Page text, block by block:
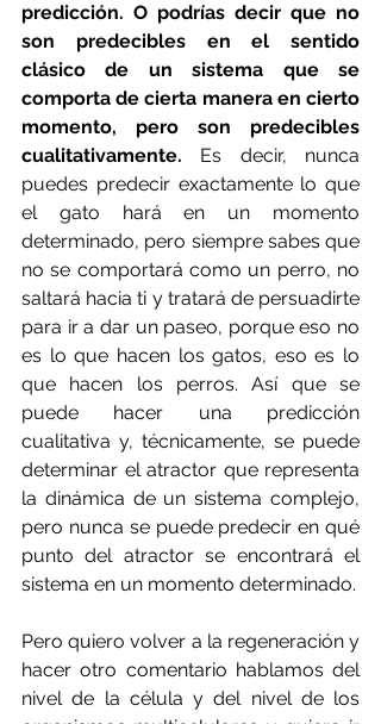
predicción. O podrías decir que no
son predecibles en el sentido
clásico de un sistema que se
comporta de cierta manera en cierto
momento, pero son predecibles
cualitativamente. Es decir, nunca
puedes predecir exactamente lo que
el gato hará en un momento
determinado, pero siempre sabes que
no se comportará como un perro, no
saltará hacia ti y tratará de persuadirte
para ir a dar un paseo, porque eso no
es lo que hacen los gatos, eso es lo
que hacen los perros. Así que se
puede hacer una predicción
cualitativa y, técnicamente, se puede
determinar el atractor que representa
la dinámica de un sistema complejo,
pero nunca se puede predecir en qué
punto del atractor se encontrará el
sistema en un momento determinado.
Pero quiero volver a la regeneración y
hacer otro comentario hablamos del
nivel de la célula y del nivel de los